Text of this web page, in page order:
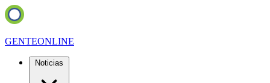
GENTEONLINE
Noticias